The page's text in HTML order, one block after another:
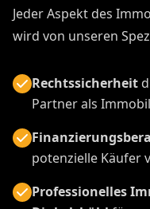
Jeder Aspekt des
wird von unseren
Rechtssicherheit
Partner als
potenzielle Käufer
Professionelles